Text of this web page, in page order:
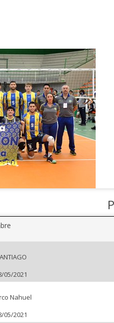
05/2021
Nahuel
05/2021